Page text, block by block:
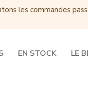
les commandes
EN STOCK LE